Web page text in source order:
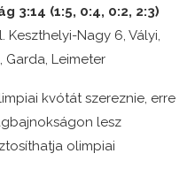
3:14 (1:5, 0:4, 0:2, 2:3)
Keszthelyi-Nagy 6, Vályi,
Garda, Leimeter
kvótát szereznie, erre
lesz
olimpiai